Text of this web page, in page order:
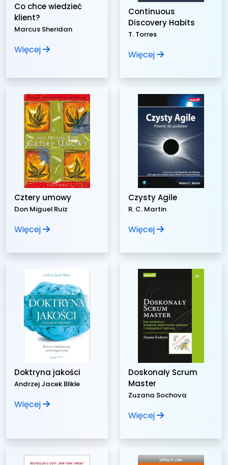
Co chce wiedzieć
klient?
Marcus Sheridan
Więcej
Continuous
Discovery Habits
T. Torres
Więcej
Cztery umowy
Don Miguel Ruiz
Więcej
Czysty Agile
R. C. Martin
Więcej
Doktryna jakości
Andrzej Jacek Blikle
Więcej
Doskonały Scrum
Master
Zuzana Sochova
Więcej